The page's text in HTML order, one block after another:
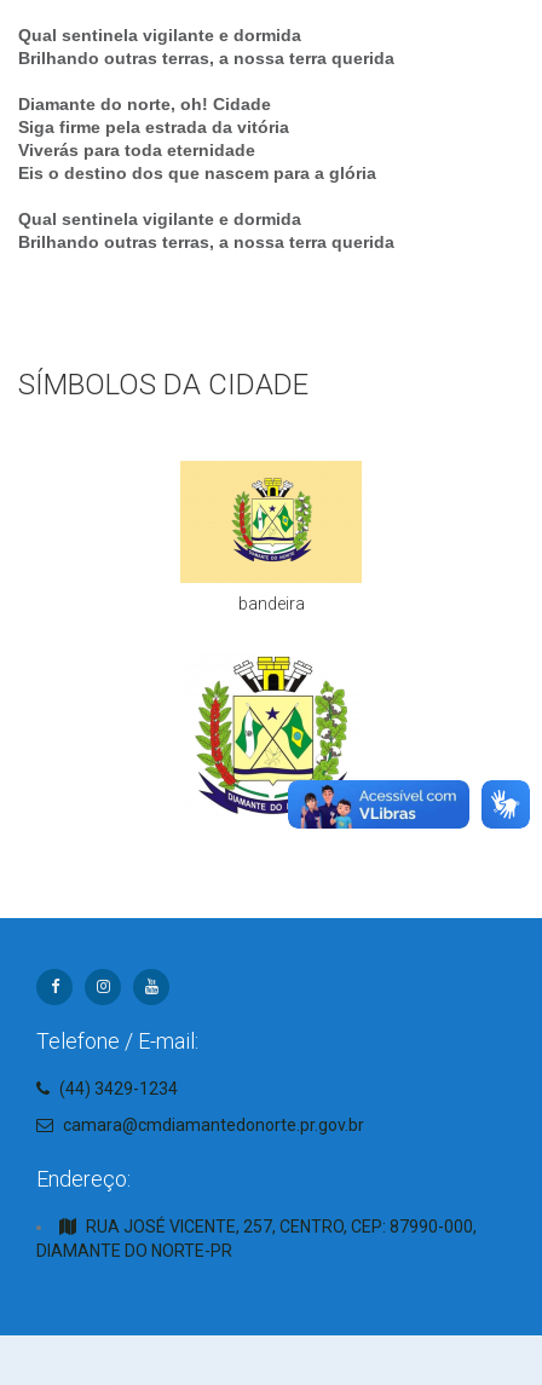
Qual sentinela vigilante e dormida
Brilhando outras terras, a nossa terra querida
Diamante do norte, oh! Cidade
Siga firme pela estrada da vitória
Viverás para toda eternidade
Eis o destino dos que nascem para a glória
Qual sentinela vigilante e dormida
Brilhando outras terras, a nossa terra querida
SÍMBOLOS DA CIDADE
bandeira
Telefone / E-mail:
(44) 3429-1234
camara@cmdiamantedonorte.pr.gov.br
Endereço:
RUA JOSÉ VICENTE, 257, CENTRO, CEP: 87990-000,
DIAMANTE DO NORTE-PR